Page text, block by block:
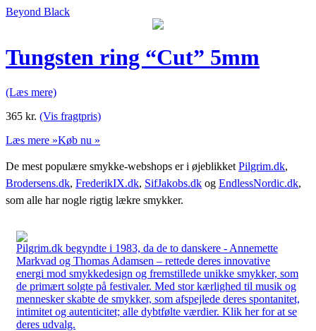
Beyond Black
Tungsten ring “Cut” 5mm
(Læs mere)
365 kr. (Vis fragtpris)
Læs mere »Køb nu »
De mest populære smykke-webshops er i øjeblikket Pilgrim.dk,
Brodersens.dk, FrederikIX.dk, SifJakobs.dk og EndlessNordic.dk,
som alle har nogle rigtig lækre smykker.
Pilgrim.dk begyndte i 1983, da de to danskere - Annemette
Markvad og Thomas Adamsen – rettede deres innovative
energi mod smykkedesign og fremstillede unikke smykker, som
de primært solgte på festivaler. Med stor kærlighed til musik og
mennesker skabte de smykker, som afspejlede deres spontanitet,
intimitet og autenticitet; alle dybtfølte værdier. Klik her for at se
deres udvalg.